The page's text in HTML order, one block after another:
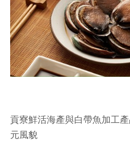
貢寮鮮活海產與白帶魚加工
元風貌